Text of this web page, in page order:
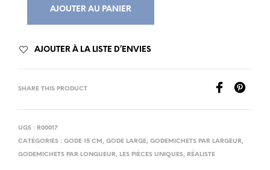
AJOUTER AU PANIER
AJOUTER À LA LISTE D’ENVIES
SHARE THIS PRODUCT
UGS : R00017
CATÉGORIES : GODE 15 CM , GODE LARGE, GODEMICHETS PAR LARGEUR,
GODEMICHETS PAR LONGUEUR, LES PIÈCES UNIQUES, RÉALISTE